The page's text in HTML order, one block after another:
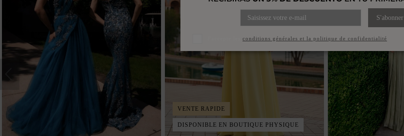
VENTE RAPIDE
DISPONIBLE EN BOUTIQUE PHYSIQUE
S'abonner
conditions générales et la politique de confidentialité